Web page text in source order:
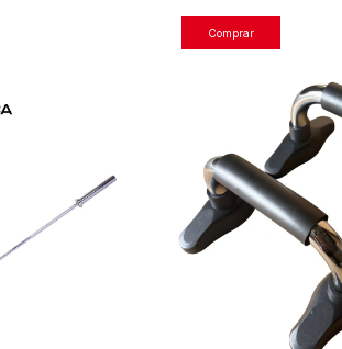
Comprar